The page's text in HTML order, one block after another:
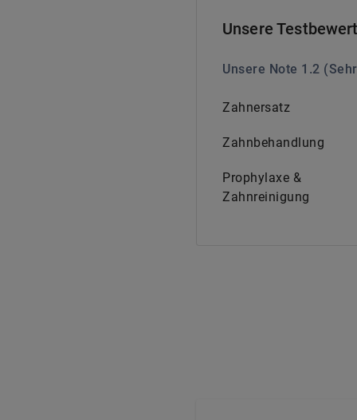
Unsere
Unsere Note 1.2 (
Zahnersatz
Zahnbehandlung
Prophylaxe &
Zahnreinigung